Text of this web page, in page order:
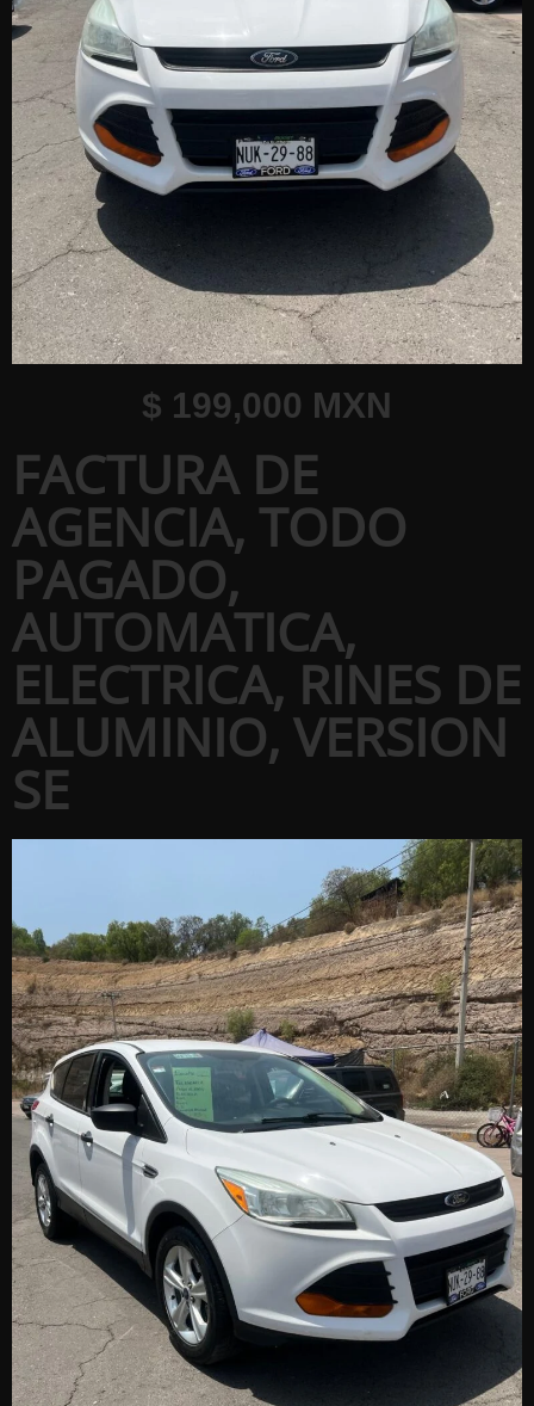
$ 199,000 MXN
FACTURA DE
AGENCIA, TODO
PAGADO,
AUTOMATICA,
ELECTRICA, RINES DE
ALUMINIO, VERSION
SE